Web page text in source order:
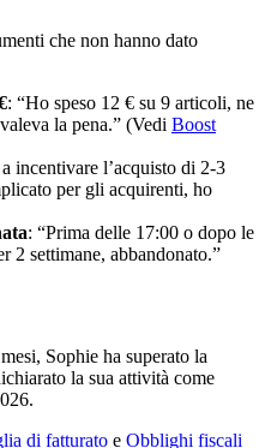
che non hanno dato
: “Ho speso 12 € su 9 articoli, ne
la pena.” (Vedi Boost
incentivare l’acquisto di 2-3
per gli acquirenti, ho
: “Prima delle 17:00 o dopo le
2 settimane, abbandonato.”
Sophie ha superato la
la sua attività come
di fatturato e Obblighi fiscali